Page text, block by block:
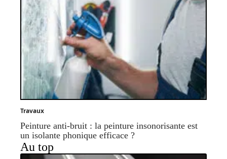
Travaux
Peinture anti-bruit : la peinture insonorisante est
un isolante phonique efficace ?
Au top